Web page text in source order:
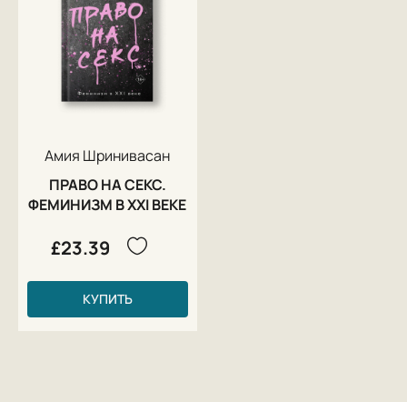
Амия Шринивасан
ПРАВО НА СЕКС.
ФЕМИНИЗМ В XXI ВЕКЕ
£23.39
КУПИТЬ